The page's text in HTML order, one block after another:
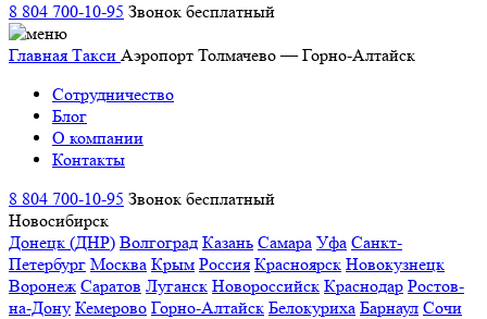
8 804 700-10-95 Звонок бесплатный
Главная Такси Аэропорт Толмачево — Горно-Алтайск
Сотрудничество
Блог
О компании
Контакты
8 804 700-10-95 Звонок бесплатный
Новосибирск
Донецк (ДНР) Волгоград Казань Самара Уфа Санкт-
Петербург Москва Крым Россия Красноярск Новокузнецк
Воронеж Саратов Луганск Новороссийск Краснодар Ростов-
на-Дону Кемерово Горно-Алтайск Белокуриха Барнаул Сочи